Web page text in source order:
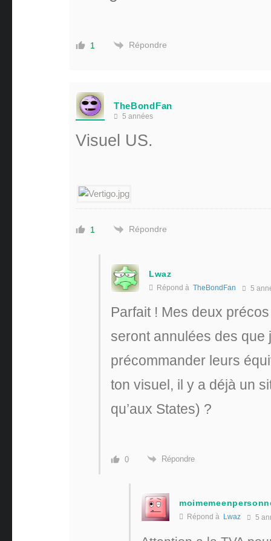
1 Répondre
TheBondFan
5 années
Visuel US.
1 Répondre
Lwaz
Répond à TheBondFan 5
Parfait ! Mes deux
seront annulées des que
précommander leurs
ton visuel, il y a déjà un
qu’aux States) ?
0 Répondre
Répond à Lwaz 5